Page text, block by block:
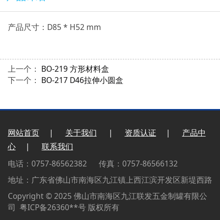
产品尺寸：D85 * H52 mm
上一个： BO-219 方形材料盒
下一个： BO-217 D46拉伸小圆盒
网站首页| 关于我们 | 资质认证|
产品中
心| 联系我们
电话：0757-86562382 传真：0757-86566132
地址：广东省佛山市南海区九江镇上西江滨开发区新堤西路
Copyright © 2025 佛山市南海区九江联发五金制罐有限公
司 粤ICP备26360**号 版权所有